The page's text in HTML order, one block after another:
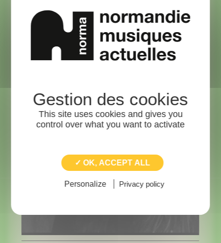
This site uses cookies and gives you
control over what you want to activate
✓ OK, ACCEPT ALL
Personalize Privacy policy